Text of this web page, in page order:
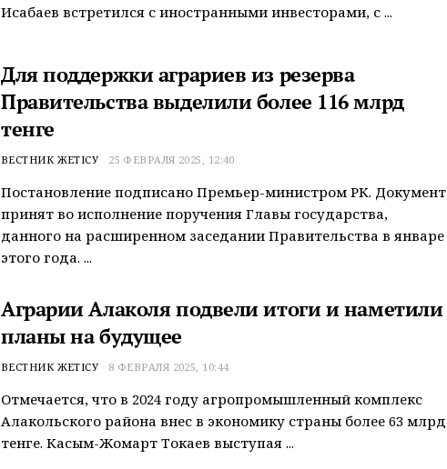
Исабаев встретился с иностранными инвесторами, с ...
Для поддержки аграриев из резерва
Правительства выделили более 116 млрд
тенге
ВЕСТНИК ЖЕТІСУ 25 ФЕВРАЛЯ 2025, 12:40
Постановление подписано Премьер-министром РК. Документ
принят во исполнение поручения Главы государства,
данного на расширенном заседании Правительства в январе
этого года. ...
Аграрии Алаколя подвели итоги и наметили
планы на будущее
ВЕСТНИК ЖЕТІСУ 8 ФЕВРАЛЯ 2025, 10:44
Отмечается, что в 2024 году агропромышленный комплекс
Алакольского района внес в экономику страны более 63 млрд
тенге. Касым-Жомарт Токаев выступая ...